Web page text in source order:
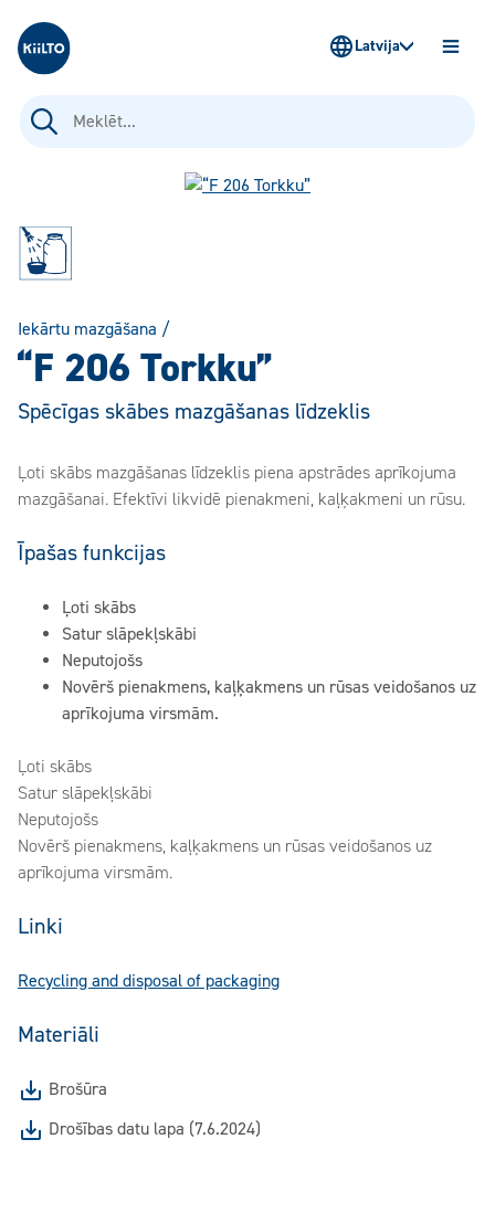
Kiilto Latvija
Meklēt:
Latvija
Iekārtu mazgāšana /
“F 206 Torkku”
Spēcīgas skābes mazgāšanas līdzeklis
Ļoti skābs mazgāšanas līdzeklis piena apstrādes aprīkojuma
mazgāšanai. Efektīvi likvidē pienakmeni, kaļķakmeni un rūsu.
Īpašas funkcijas
Ļoti skābs
Satur slāpekļskābi
Neputojošs
Novērš pienakmens, kaļķakmens un rūsas veidošanos uz
aprīkojuma virsmām.
Ļoti skābs
Satur slāpekļskābi
Neputojošs
Novērš pienakmens, kaļķakmens un rūsas veidošanos uz
aprīkojuma virsmām.
Linki
Recycling and disposal of packaging
Materiāli
Brošūra
Drošības datu lapa (7.6.2024)